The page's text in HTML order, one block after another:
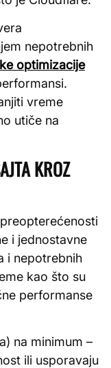
nepotrebnih
optimizacije
vreme
utiče na
KROZ
i jednostavne
i nepotrebnih
kao što su
performanse
na minimum –
ili usporavaju